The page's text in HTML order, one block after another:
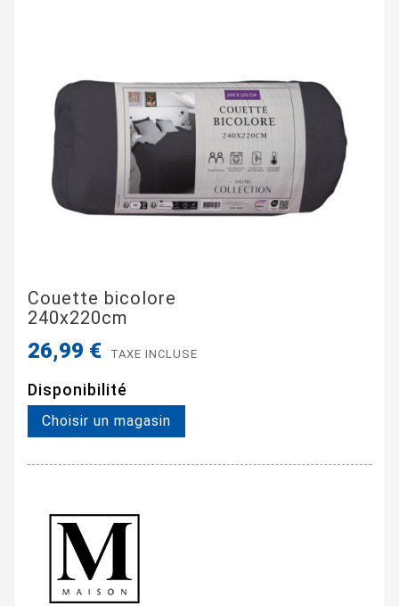
Couette bicolore
240x220cm
26,99 € TAXE INCLUSE
Disponibilité
Choisir un magasin